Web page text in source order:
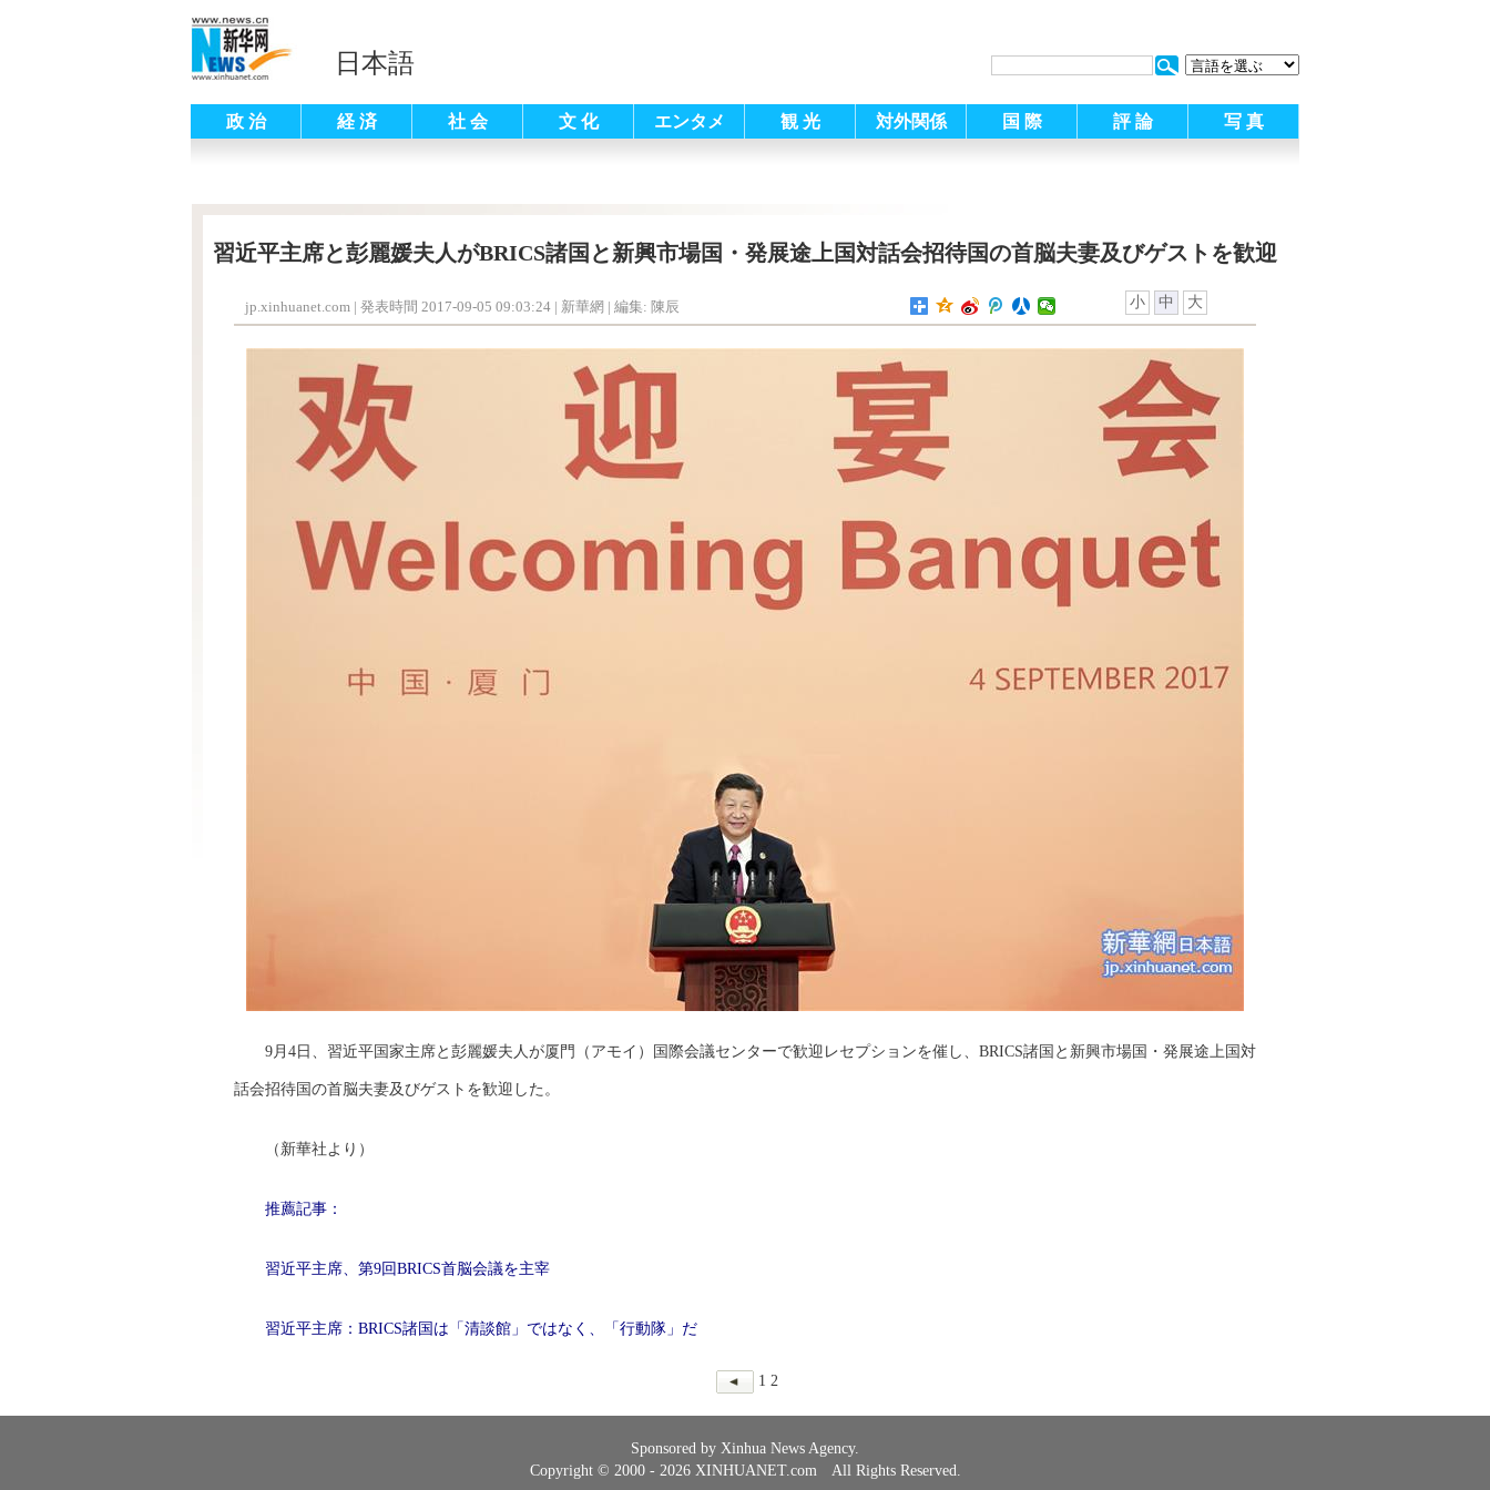
日本語
政 治 経 済 社 会 文 化 エンタメ 観 光 対外関係 国 際 評 論 写 真
習近平主席と彭麗媛夫人がBRICS諸国と新興市場国・発展途上国対話会招待国の首脳夫妻及びゲストを歓迎
jp.xinhuanet.com | 発表時間 2017-09-05 09:03:24 | 新華網 | 編集: 陳辰 小 中 大
9月4日、習近平国家主席と彭麗媛夫人が厦門（アモイ）国際会議センターで歓迎レセプションを催し、BRICS諸国と新興市場国・発展途上国対
話会招待国の首脳夫妻及びゲストを歓迎した。
（新華社より）
推薦記事：
習近平主席、第9回BRICS首脳会議を主宰
習近平主席：BRICS諸国は「清談館」ではなく、「行動隊」だ
1 2
Sponsored by Xinhua News Agency.
Copyright © 2000 - 2026 XINHUANET.com All Rights Reserved.